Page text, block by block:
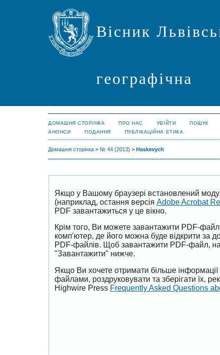
Вісник
географічна
ДОМАШНЯ СТОРІНКА ПРО НАС УВІЙТИ
ПОШУК
АНОНСИ
ПОДАННЯ ПУБЛІКАЦІЙНА ЕТИКА
Домашня сторінка > № 44 (2013) > Haskevych
Якщо у Вашому браузері встановлений
(наприклад, остання версія Adobe Acrobat
PDF завантажиться у це вікно.
Крім того, Ви можете завантажити PDF-
комп'ютер, де його можна буде відкрити за
PDF-файлів. Щоб завантажити PDF-файл,
"Завантажити" нижче.
Якщо Ви хочете отримати більше
файлами, роздруковувати та зберігати їх,
Highwire Press Frequently Asked Questions